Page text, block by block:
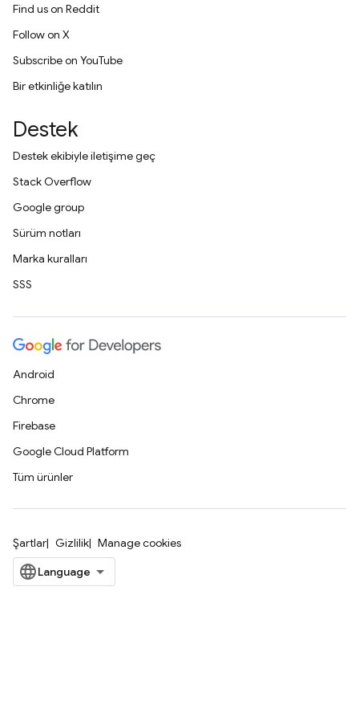
Find us on Reddit
Follow on X
Subscribe on YouTube
Bir etkinliğe katılın
Destek
Destek ekibiyle iletişime geç
Stack Overflow
Google group
Sürüm notları
Marka kuralları
SSS
Android
Chrome
Firebase
Google Cloud Platform
Tüm ürünler
Şartlar Gizlilik Manage cookies